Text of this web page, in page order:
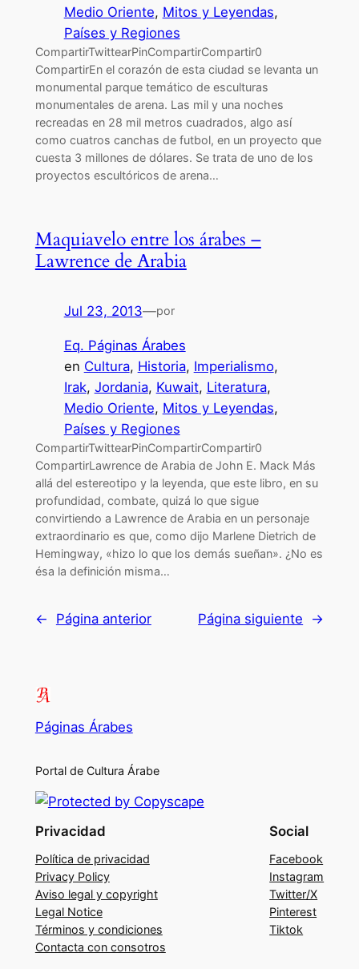
Medio Oriente, Mitos y Leyendas
Países y Regiones
CompartirTwittearPinCompartirCompartir0
CompartirEn el corazón de esta ciudad se levanta un
monumental parque temático de esculturas
monumentales de arena. Las mil y una noches
recreadas en 28 mil metros cuadrados, algo así
como cuatros canchas de futbol, en un proyecto que
cuesta 3 millones de dólares. Se trata de uno de los
proyectos escultóricos de arena…
Maquiavelo entre los árabes –
Lawrence de Arabia
Jul 23, 2013—por
Eq. Páginas Árabes
en Cultura, Historia, Imperialismo
Irak, Jordania, Kuwait, Literatura
Medio Oriente, Mitos y Leyendas
Países y Regiones
CompartirTwittearPinCompartirCompartir0
CompartirLawrence de Arabia de John E. Mack Más
allá del estereotipo y la leyenda, que este libro, en su
profundidad, combate, quizá lo que sigue
convirtiendo a Lawrence de Arabia en un personaje
extraordinario es que, como dijo Marlene Dietrich de
Hemingway, «hizo lo que los demás sueñan». ¿No es
ésa la definición misma…
← Página anterior Página siguiente →
Páginas Árabes
Portal de Cultura Árabe
Privacidad
Política de privacidad
Privacy Policy
Aviso legal y copyright
Legal Notice
Términos y condiciones
Contacta con consotros
Social
Facebook
Instagram
Twitter/X
Pinterest
Tiktok